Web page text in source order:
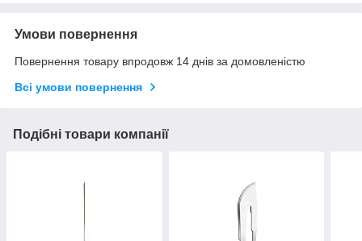
Умови повернення
Повернення товару впродовж 14 днів за домовленістю
Всі умови повернення
Подібні товари компанії